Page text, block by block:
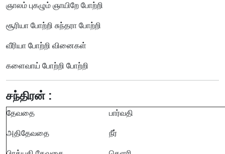
ஞாலம் புகழும் ஞாயிறே போற்றி
சூரியா போற்றி சுந்தரா போற்றி
வீரியா போற்றி வினைகள்
களைவாய் போற்றி போற்றி
சந்திரன் :
தேவதை பார்வதி
அதிதேவதை நீர்